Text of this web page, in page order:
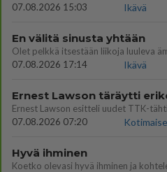
07.08.2026 15:03
Ikävä
En välitä sinusta yhtään
07.08.2026 17:14
Ikävä
07.08.2026 07:20
Hyvä ihminen
Koetko olevasi hyvä ihminen ja